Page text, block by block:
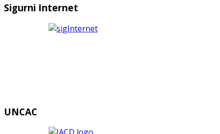
Sigurni Internet
UNCAC